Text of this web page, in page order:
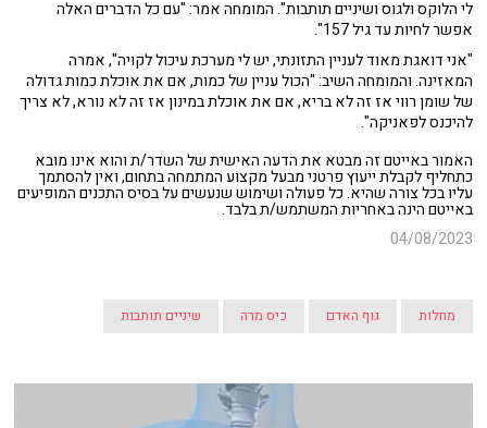
לי הלוקס ולגוס ושיניים תותבות". המומחה אמר: "עם כל הדברים האלה
אפשר לחיות עד גיל 157".
"אני דואגת מאוד לעניין התזונתי, יש לי מערכת עיכול לקויה", אמרה
המאזינה. והמומחה השיב: "הכול עניין של כמות, אם את אוכלת כמות גדולה
של שומן רווי אז זה לא בריא, אם את אוכלת במינון אז זה לא נורא, לא צריך
להיכנס לפאניקה".
האמור באייטם זה מבטא את הדעה האישית של השדר/ת והוא אינו מובא
כתחליף לקבלת ייעוץ פרטני מבעל מקצוע המתמחה בתחום, ואין להסתמך
עליו בכל צורה שהיא. כל פעולה ושימוש שנעשים על בסיס התכנים המופיעים
באייטם הינה באחריות המשתמש/ת בלבד.
04/08/2023
מחלות גוף האדם כיס מרה שיניים תותבות